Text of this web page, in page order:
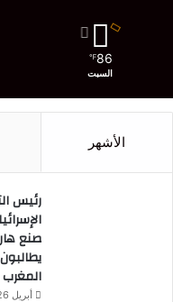
86
℉
السبت
الأشهر
رئيس
صنع
المغرب
أبريل 26, 2026